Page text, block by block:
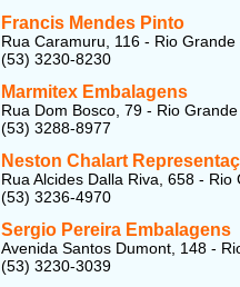
Francis Mendes Pinto
Rua Caramuru, 116 - Rio Grande
(53) 3230-8230
Marmitex Embalagens
Rua Dom Bosco, 79 - Rio
(53) 3288-8977
Neston Chalart
Rua Alcides Dalla Riva, 658 - Rio
(53) 3236-4970
Sergio Pereira Embalagens
Avenida Santos Dumont, 148 -
(53) 3230-3039